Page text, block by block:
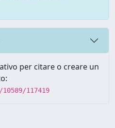
per citare o creare un
117419